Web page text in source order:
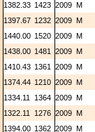
1382.33 1423 2009 M
1397.67 1232 2009 M
1440.00 1520 2009 M
1438.00 1481 2009 M
1410.43 1361 2009 M
1374.44 1210 2009 M
1334.11 1364 2009 M
1322.11 1276 2009 M
1394.00 1362 2009 M